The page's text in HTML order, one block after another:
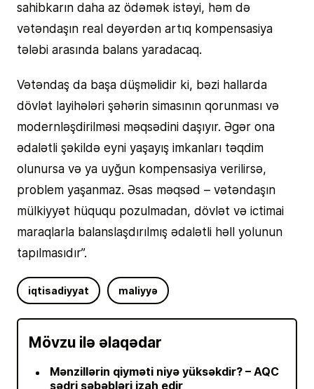
sahibkarın daha az ödəmək istəyi, həm də
vətəndaşın real dəyərdən artıq kompensasiya
tələbi arasında balans yaradacaq.
Vətəndaş da başa düşməlidir ki, bəzi hallarda
dövlət layihələri şəhərin simasının qorunması və
modernləşdirilməsi məqsədini daşıyır. Əgər ona
ədalətli şəkildə eyni yaşayış imkanları təqdim
olunursa və ya uyğun kompensasiya verilirsə,
problem yaşanmaz. Əsas məqsəd – vətəndaşın
mülkiyyət hüququ pozulmadan, dövlət və ictimai
maraqlarla balanslaşdırılmış ədalətli həll yolunun
tapılmasıdır”.
iqtisadiyyat maliyyə
Mövzu ilə əlaqədar
Mənzillərin qiyməti niyə yüksəkdir? – AQC
sədri səbəbləri izah edir